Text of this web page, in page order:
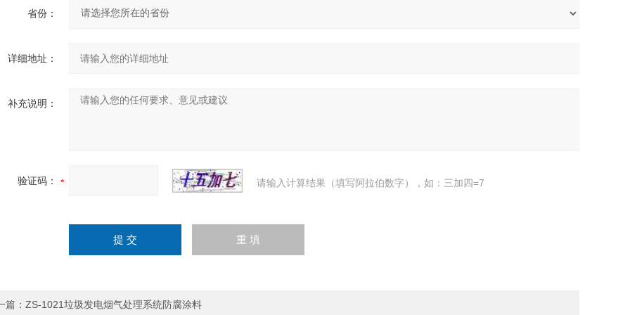
省份：
详细地址：
补充说明：
验证码： 请输入计算结果（填写阿拉伯数字），如：三加四=7
篇： ZS-1021垃圾发电烟气处理系统防腐涂料